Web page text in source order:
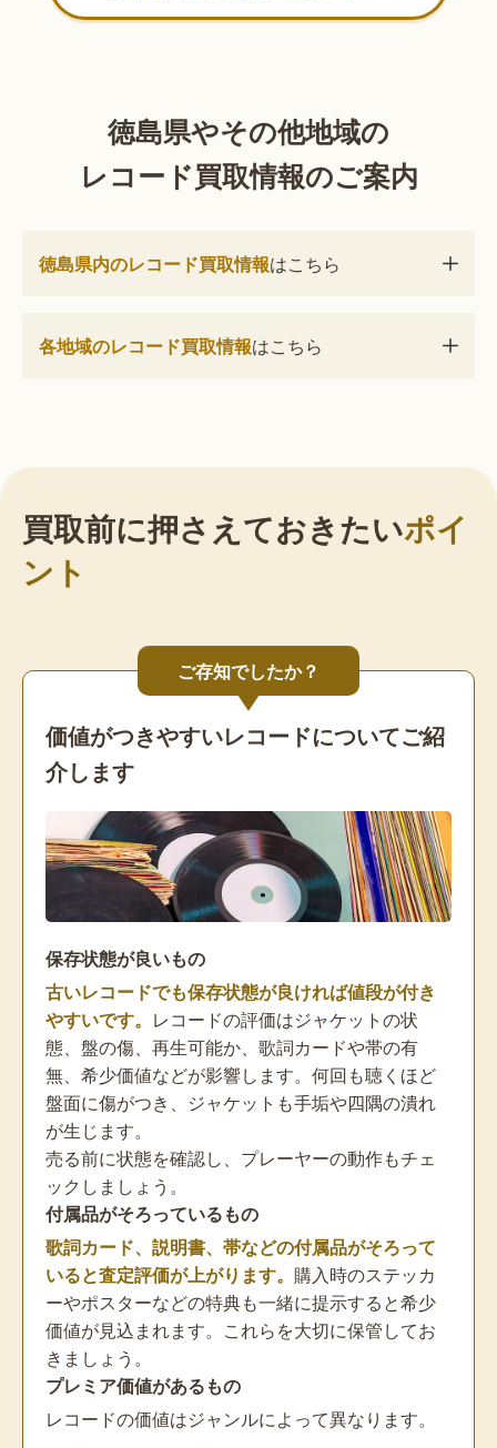
徳島県やその他地域の
レコード買取情報のご案内
徳島県内のレコード買取情報はこちら
各地域のレコード買取情報はこちら
買取前に押さえておきたいポイ
ント
ご存知でしたか？
価値がつきやすいレコードについてご紹
介します
保存状態が良いもの
古いレコードでも保存状態が良ければ値段が付き
やすいです。 レコードの評価はジャケットの状
態、盤の傷、再生可能か、歌詞カードや帯の有
無、希少価値などが影響します。何回も聴くほど
盤面に傷がつき、ジャケットも手垢や四隅の潰れ
が生じます。
売る前に状態を確認し、プレーヤーの動作もチェ
ックしましょう。
付属品がそろっているもの
歌詞カード、説明書、帯などの付属品がそろって
いると査定評価が上がります。 購入時のステッカ
ーやポスターなどの特典も一緒に提示すると希少
価値が見込まれます。これらを大切に保管してお
きましょう。
プレミア価値があるもの
レコードの価値はジャンルによって異なります。